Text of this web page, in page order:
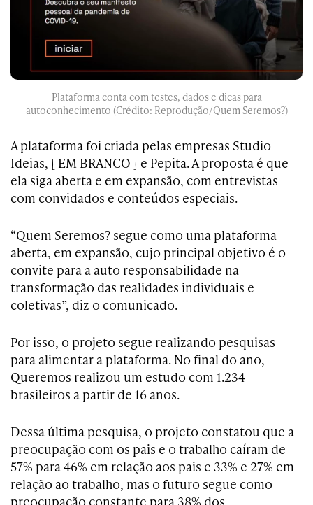
Plataforma conta com testes, dados e dicas para
autoconhecimento (Crédito: Reprodução/Quem Seremos?)
A plataforma foi criada pelas empresas Studio
Ideias, [ EM BRANCO ] e Pepita. A proposta é que
ela siga aberta e em expansão, com entrevistas
com convidados e conteúdos especiais.
“Quem Seremos? segue como uma plataforma
aberta, em expansão, cujo principal objetivo é o
convite para a auto responsabilidade na
transformação das realidades individuais e
coletivas”, diz o comunicado.
Por isso, o projeto segue realizando pesquisas
para alimentar a plataforma. No final do ano,
Queremos realizou um estudo com 1.234
brasileiros a partir de 16 anos.
Dessa última pesquisa, o projeto constatou que a
preocupação com os pais e o trabalho caíram de
57% para 46% em relação aos pais e 33% e 27% em
relação ao trabalho, mas o futuro segue como
preocupação constante para 38% dos